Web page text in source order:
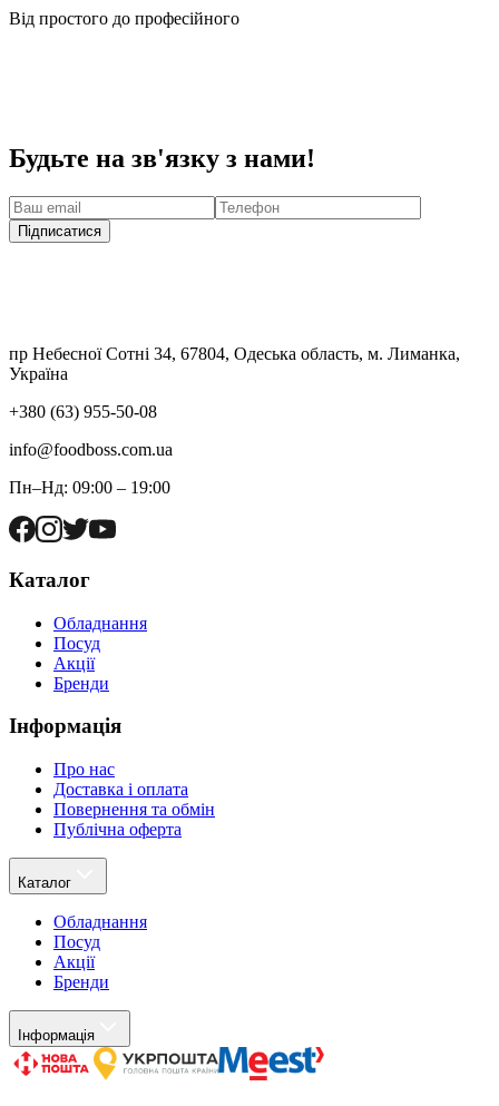
Від простого до професійного
Будьте на зв'язку з нами!
Підписатися
пр Небесної Сотні 34, 67804, Одеська область, м. Лиманка,
Україна
+380 (63) 955-50-08
info@foodboss.com.ua
Пн–Нд: 09:00 – 19:00
Каталог
Обладнання
Посуд
Акції
Бренди
Інформація
Про нас
Доставка і оплата
Повернення та обмін
Публічна оферта
Каталог
Обладнання
Посуд
Акції
Бренди
Інформація